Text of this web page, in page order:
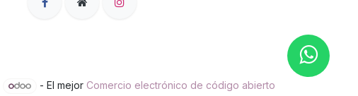
- El mejor Comercio electrónico de código abierto